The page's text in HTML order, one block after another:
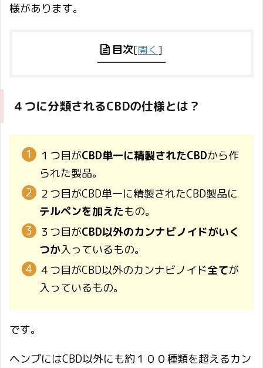
様があります。
目次[開く ]
４つに分類されるCBDの仕様とは？
１つ目がCBD単一に精製されたCBDから作
られた製品。
２つ目がCBD単一に精製されたCBD製品に
テルペンを加えたもの。
３つ目がCBD以外のカンナビノイドがいく
つか入っているもの。
４つ目がCBD以外のカンナビノイド全てが
入っているもの。
です。
ヘンプにはCBD以外にも約１００種類を超えるカン